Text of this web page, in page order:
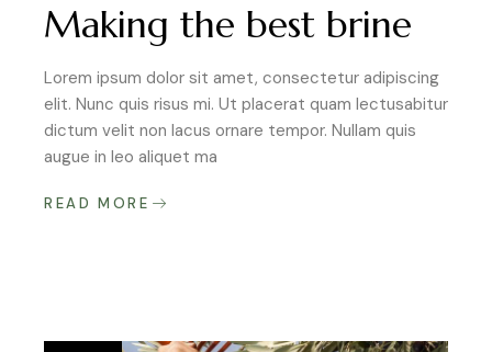
Making the best brine
Lorem ipsum dolor sit amet, consectetur adipiscing
elit. Nunc quis risus mi. Ut placerat quam lectusabitur
dictum velit non lacus ornare tempor. Nullam quis
augue in leo aliquet ma
READ MORE